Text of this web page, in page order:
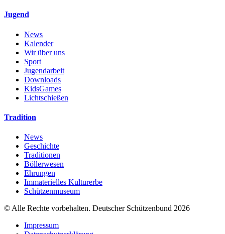
Jugend
News
Kalender
Wir über uns
Sport
Jugendarbeit
Downloads
KidsGames
Lichtschießen
Tradition
News
Geschichte
Traditionen
Böllerwesen
Ehrungen
Immaterielles Kulturerbe
Schützenmuseum
© Alle Rechte vorbehalten. Deutscher Schützenbund 2026
Impressum